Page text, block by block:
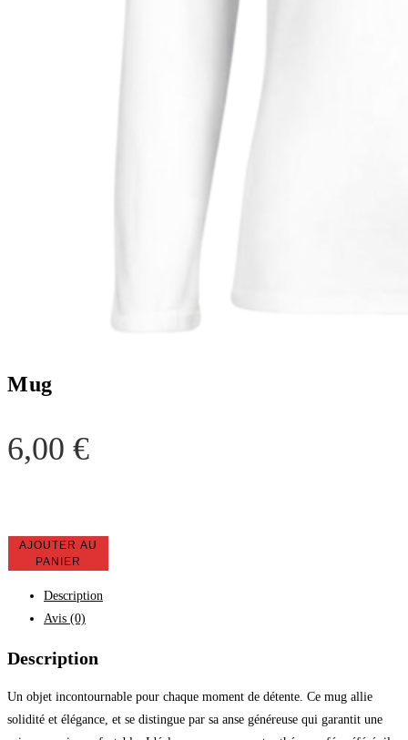
Mug
6,00 €
AJOUTER AU
PANIER
Description
Avis (0)
Description
Un objet incontournable pour chaque moment de détente. Ce mug allie
solidité et élégance, et se distingue par sa anse généreuse qui garantit une